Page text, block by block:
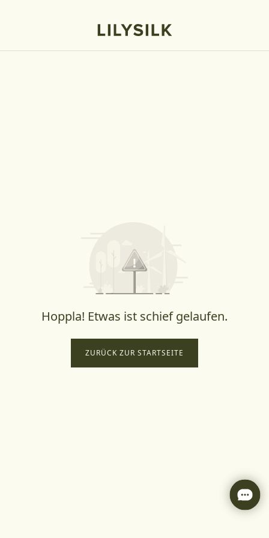
Hoppla! Etwas ist schief gelaufen.
ZURÜCK ZUR STARTSEITE